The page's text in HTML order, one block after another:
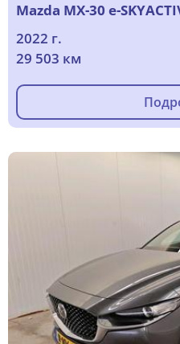
Mazda MX-30 e-
2022 г.
29 503 км